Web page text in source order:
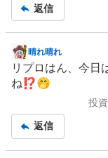
返信
掲
示
板
晴れ晴れ
リプロはん、今日
ね⁉️🤭
投
返信